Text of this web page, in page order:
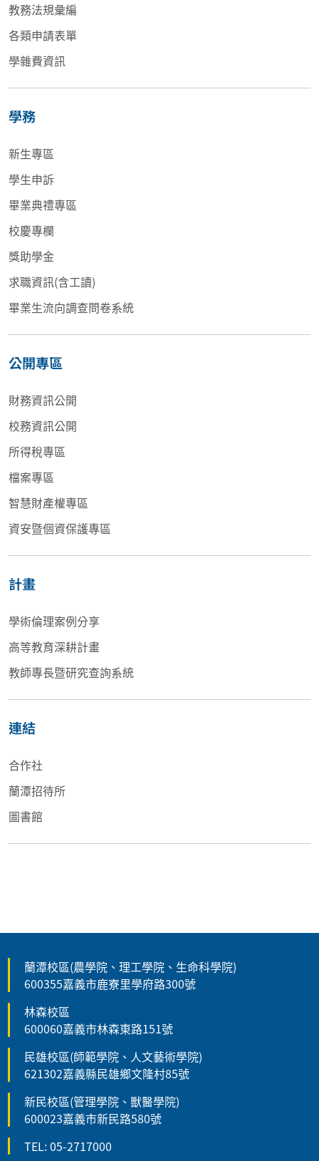
教務法規彙編
各類申請表單
學雜費資訊
學務
新生專區
學生申訴
畢業典禮專區
校慶專欄
獎助學金
求職資訊(含工讀)
畢業生流向調查問卷系統
公開專區
財務資訊公開
校務資訊公開
所得稅專區
檔案專區
智慧財產權專區
資安暨個資保護專區
計畫
學術倫理案例分享
高等教育深耕計畫
教師專長暨研究查詢系統
連結
合作社
蘭潭招待所
圖書館
蘭潭校區(農學院、理工學院、生命科學院)
600355嘉義市鹿寮里學府路300號
林森校區
600060嘉義市林森東路151號
民雄校區(師範學院、人文藝術學院)
621302嘉義縣民雄鄉文隆村85號
新民校區(管理學院、獸醫學院)
600023嘉義市新民路580號
TEL: 05-2717000